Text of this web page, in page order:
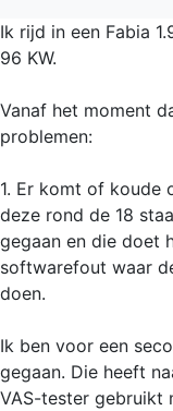
Ik rijd in een Fabia
96 KW.
Vanaf het moment
problemen:
1. Er komt of koude
deze rond de 18
gegaan en die doet
softwarefout waar
doen.
Ik ben voor een
gegaan. Die heeft
VAS-tester gebruikt